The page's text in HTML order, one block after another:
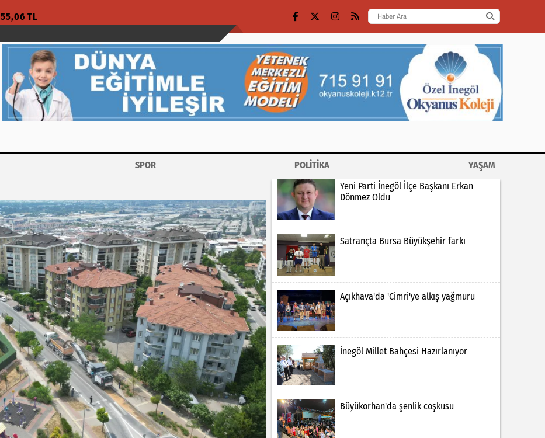
55,06 TL
SPOR POLİTİKA
YAŞAM
Yeni Parti İnegöl İlçe Başkanı Erkan
Dönmez Oldu
Satrançta Bursa Büyükşehir farkı
Açıkhava'da 'Cimri'ye alkış yağmuru
İnegöl Millet Bahçesi Hazırlanıyor
Büyükorhan'da şenlik coşkusu